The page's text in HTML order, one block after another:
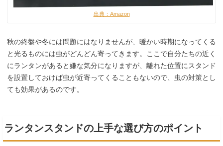
出典：Amazon
秋の終盤や冬には問題にはなりませんが、暖かい時期になってくる
と光るものには虫がどんどん寄ってきます。ここで自分たちの近く
にランタンがあると嫌な気分になりますが、離れた位置にスタンド
を設置しておけば虫が近寄ってくることもないので、虫の対策とし
ても効果があるのです。
ランタンスタンドの上手な選び方のポイント